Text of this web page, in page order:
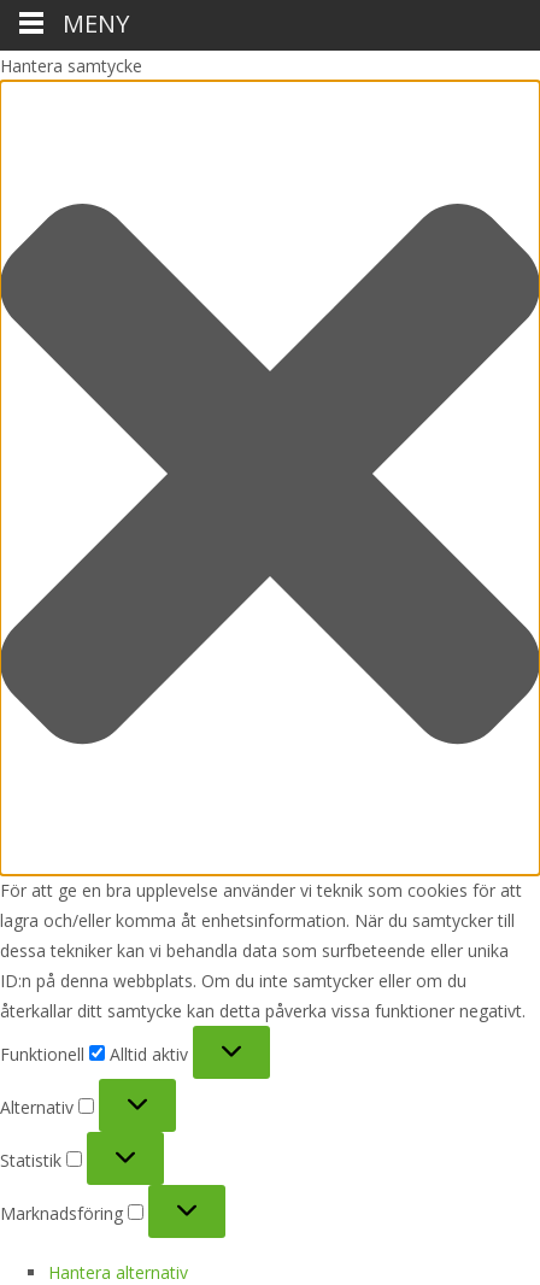
Hantera samtycke
För att ge en bra upplevelse använder vi teknik som cookies för att
lagra och/eller komma åt enhetsinformation. När du samtycker till
dessa tekniker kan vi behandla data som surfbeteende eller unika
ID:n på denna webbplats. Om du inte samtycker eller om du
återkallar ditt samtycke kan detta påverka vissa funktioner negativt.
Funktionell
Alltid aktiv
Alternativ
Statistik
Marknadsföring
Hantera alternativ
MENY